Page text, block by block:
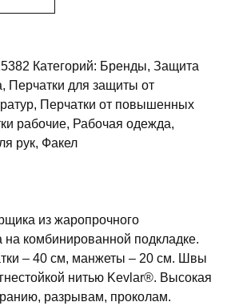
Категорий: Бренды, Защита
, Перчатки для защиты от
, Перчатки от повышенных
рабочие, Рабочая одежда,
рук, Факел
из жаропрочного
на комбинированной подкладке.
– 40 см, манжеты – 20 см. Швы
нитью Kevlar®. Высокая
разрывам, проколам.